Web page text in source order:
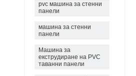
pvc машина за стенни
панели
машина за стенни
панели
Машина за
екструдиране на PVC
таванни панели